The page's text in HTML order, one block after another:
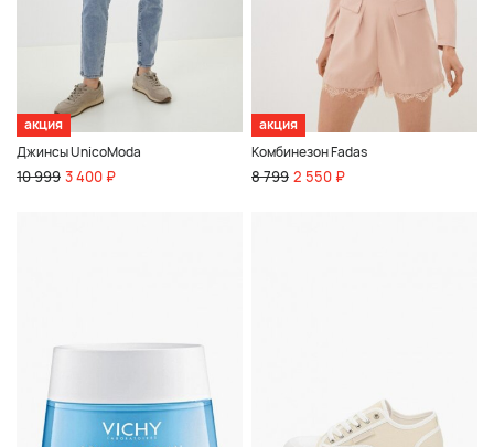
акция
Джинсы UnicoModa
10 999 3 400 ₽
акция
Комбинезон Fadas
8 799 2 550 ₽